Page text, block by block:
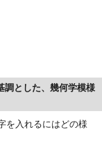
調とした、幾何学模様
を入れるにはどの様